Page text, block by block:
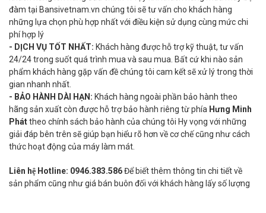
đàm tại Bansivetnam.vn chúng tôi sẽ tư vấn cho khách hàng
những lựa chọn phù hợp nhất với điều kiện sử dụng cùng mức chi
phí hợp lý
- DỊCH VỤ TỐT NHẤT: Khách hàng được hỗ trợ kỹ thuật, tư vấn
24/24 trong suốt quá trình mua và sau mua. Bất cứ khi nào sản
phẩm khách hàng gặp vấn đề chúng tôi cam kết sẽ xử lý trong thời
gian nhanh nhất.
- BẢO HÀNH DÀI HẠN: Khách hàng ngoài phần bảo hành theo
hãng sản xuất còn được hỗ trợ bảo hành riêng từ phía Hưng Minh
Pháttheo chính sách bảo hành của chúng tôi Hy vọng với những
giải đáp bên trên sẽ giúp bạn hiểu rõ hơn về cơ chế cũng như cách
thức hoạt động của máy làm mát.
Liên hệ Hotline: 0946.383.586Để biết thêm thông tin chi tiết về
sản phẩm cũng như giá bán buôn đối với khách hàng lấy số lượng